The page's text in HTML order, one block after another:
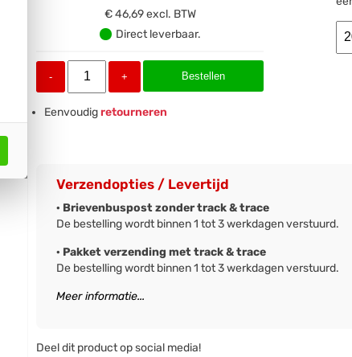
€ 46,69excl. BTW
Direct leverbaar.
- + Bestellen
Eenvoudigretourneren
Verzendopties / Levertijd
· Brievenbuspost zonder track & trace
De bestelling wordt binnen 1 tot 3 werkdagen verstuurd.
· Pakket verzending met track & trace
De bestelling wordt binnen 1 tot 3 werkdagen verstuurd.
Meer informatie...
Deel dit product op social media!